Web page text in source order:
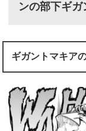
ンの部下ギガ
ギガントマキア